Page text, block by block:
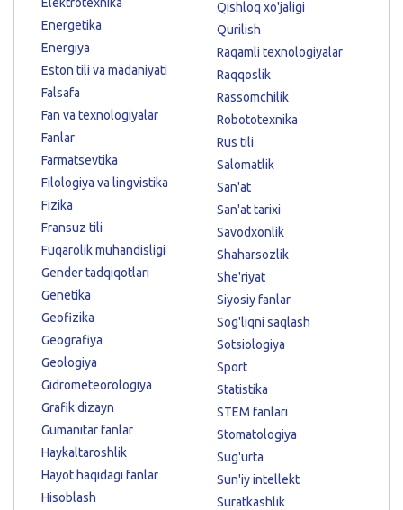
Energetika
Energiya
Eston tili va madaniyati
Falsafa
Fan va texnologiyalar
Fanlar
Farmatsevtika
Filologiya va lingvistika
Fizika
Fransuz tili
Fuqarolik muhandisligi
Gender tadqiqotlari
Genetika
Geofizika
Geografiya
Geologiya
Gidrometeorologiya
Grafik dizayn
Gumanitar fanlar
Haykaltaroshlik
Hayot haqidagi fanlar
Hisoblash
Qishloq xo'jaligi
Qurilish
Raqamli texnologiyalar
Raqqoslik
Rassomchilik
Robototexnika
Rus tili
Salomatlik
San'at
San'at tarixi
Savodxonlik
Shaharsozlik
She'riyat
Siyosiy fanlar
Sog'liqni saqlash
Sotsiologiya
Sport
Statistika
STEM fanlari
Stomatologiya
Sug'urta
Sun'iy intellekt
Suratkashlik